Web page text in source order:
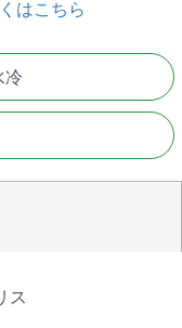
はこちら
冷
ス